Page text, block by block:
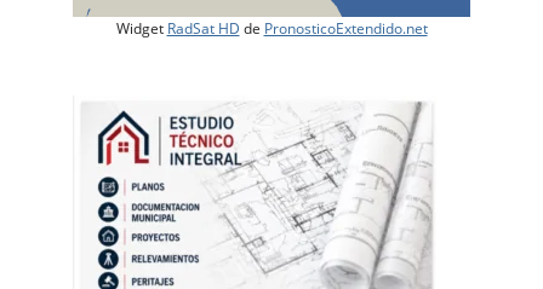
Widget RadSat HD de PronosticoExtendido.net